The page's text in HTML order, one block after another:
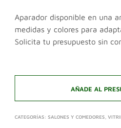
Aparador disponible en una
medidas y colores para
Solicita tu presupuesto sin
AÑADE AL
CATEGORÍAS: SALONES Y COMEDORES